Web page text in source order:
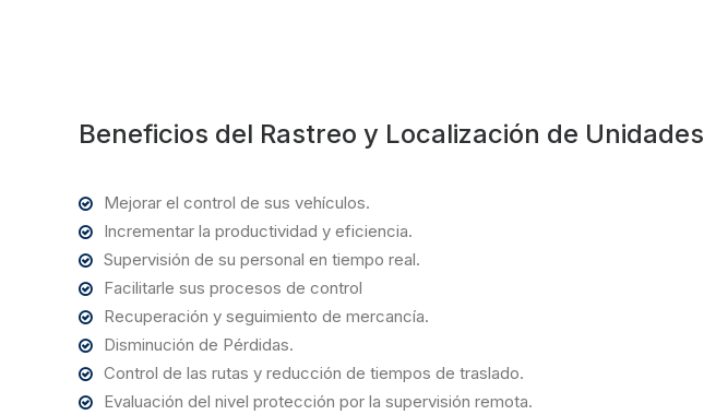
Beneficios del Rastreo y Localización de Unidades
Mejorar el control de sus vehículos.
Incrementar la productividad y eficiencia.
Supervisión de su personal en tiempo real.
Facilitarle sus procesos de control
Recuperación y seguimiento de mercancía.
Disminución de Pérdidas.
Control de las rutas y reducción de tiempos de traslado.
Evaluación del nivel protección por la supervisión remota.